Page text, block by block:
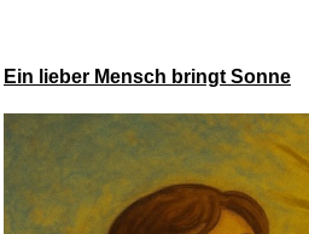
Ein lieber Mensch bringt Sonne